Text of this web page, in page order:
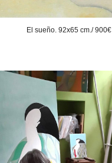
El sueño. 92x65 cm./ 900€